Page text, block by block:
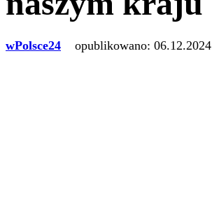
wPolsce24 opublikowano: 06.12.2024